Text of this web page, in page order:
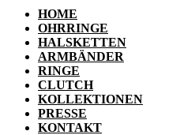
HOME
OHRRINGE
HALSKETTEN
ARMBÄNDER
RINGE
CLUTCH
KOLLEKTIONEN
PRESSE
KONTAKT